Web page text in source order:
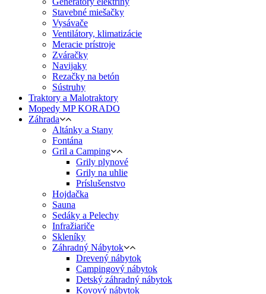
Stavebné miešačky
Vysávače
Ventilátory, klimatizácie
Meracie prístroje
Zváračky
Navijaky
Rezačky na betón
Sústruhy
Traktory a Malotraktory
Mopedy MP KORADO
Záhrada
Altánky a Stany
Fontána
Gril a Camping
Grily plynové
Grily na uhlie
Príslušenstvo
Hojdačka
Sauna
Sedáky a Pelechy
Infražiariče
Skleníky
Záhradný Nábytok
Drevený nábytok
Campingový nábytok
Detský záhradný nábytok
Kovový nábytok